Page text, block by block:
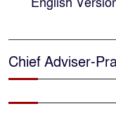
English
Chief Adviser-